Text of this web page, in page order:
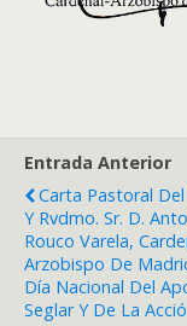
Entrada Anterior
Carta Pastoral
Y Rvdmo. Sr. D.
Rouco Varela,
Arzobispo De
Día Nacional Del
Seglar Y De La